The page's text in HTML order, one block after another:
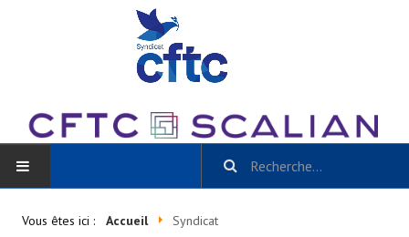
Vous êtes ici : Accueil Syndicat